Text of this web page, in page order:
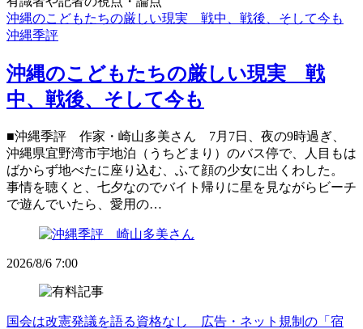
沖縄のこどもたちの厳しい現実 戦中、戦後、そして今も
沖縄季評
沖縄のこどもたちの厳しい現実 戦
中、戦後、そして今も
■沖縄季評 作家・崎山多美さん 7月7日、夜の9時過ぎ、
沖縄県宜野湾市宇地泊（うちどまり）のバス停で、人目もは
ばからず地べたに座り込む、ふて顔の少女に出くわした。
事情を聴くと、七夕なのでバイト帰りに星を見ながらビーチ
で遊んでいたら、愛用の…
2026/8/6 7:00
国会は改憲発議を語る資格なし 広告・ネット規制の「宿